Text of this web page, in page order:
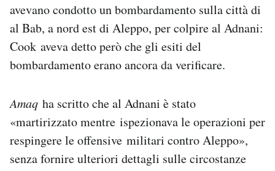
avevano condotto un bombardamento sulla città di
al Bab, a nord est di Aleppo, per colpire al Adnani:
Cook aveva detto però che gli esiti del
bombardamento erano ancora da verificare.
Amaq ha scritto che al Adnani è stato
«martirizzato mentre ispezionava le operazioni per
respingere le offensive militari contro Aleppo»,
senza fornire ulteriori dettagli sulle circostanze